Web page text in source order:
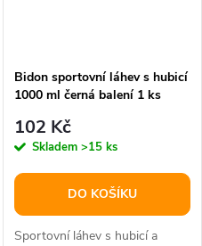
Bidon sportovní láhev s hubicí
1000 ml černá balení 1 ks
102 Kč
Skladem >15 ks
DO KOŠÍKU
Sportovní láhev s hubicí a